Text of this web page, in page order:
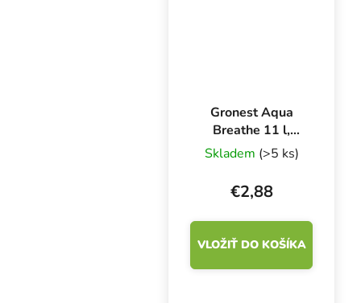
Gronest Aqua
Breathe 11 l,
textilný kvetináč
20x20x27 cm
Skladem (>5 ks)
€2,88
VLOŽIŤ DO KOŠÍKA